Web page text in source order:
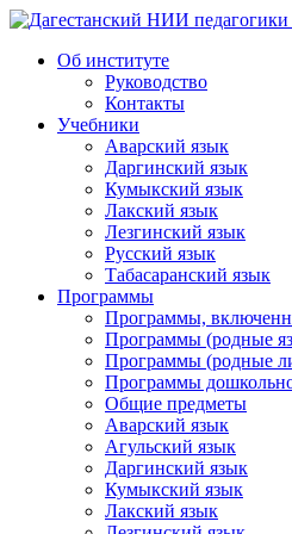
Дагестанский НИИ педагогики
Об институте
Руководство
Контакты
Учебники
Аварский язык
Даргинский язык
Кумыкский язык
Лакский язык
Лезгинский язык
Русский язык
Табасаранский язык
Программы
Программы,
Программы (родные
Программы (родные
Программы
Общие предметы
Аварский язык
Агульский язык
Даргинский язык
Кумыкский язык
Лакский язык